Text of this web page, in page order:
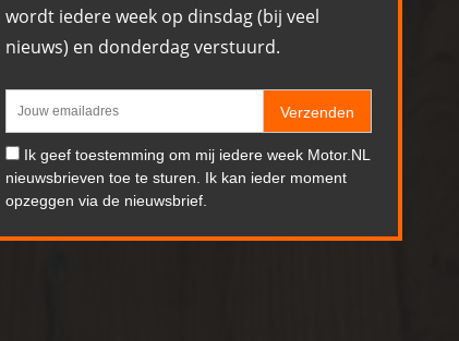
wordt iedere week op dinsdag (bij veel
nieuws) en donderdag verstuurd.
Verzenden
Ik geef toestemming om mij iedere week Motor.NL
nieuwsbrieven toe te sturen. Ik kan ieder moment
opzeggen via de nieuwsbrief.